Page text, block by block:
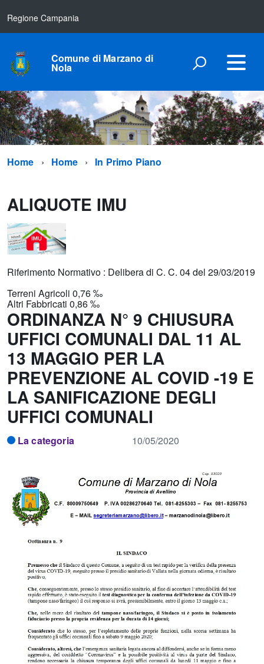
Regione Campania
Comune di Marzano di
Nola
Home Home In Primo Piano
ALIQUOTE IMU
Riferimento Normativo : Delibera di C. C. 04 del 29/03/2019
Terreni Agricoli 0,76 ‰
Altri Fabbricati 0,86 ‰
ORDINANZA N° 9 CHIUSURA
UFFICI COMUNALI DAL 11 AL
13 MAGGIO PER LA
PREVENZIONE AL COVID -19 E
LA SANIFICAZIONE DEGLI
UFFICI COMUNALI
La categoria 10/05/2020